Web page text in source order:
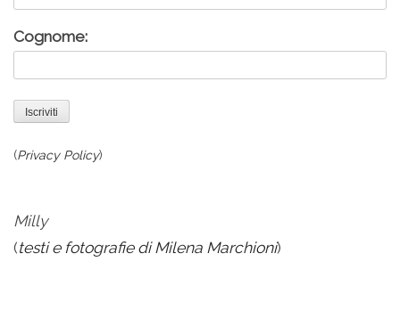
Cognome:
(Privacy Policy)
Milly
(testi e fotografie di Milena Marchioni)